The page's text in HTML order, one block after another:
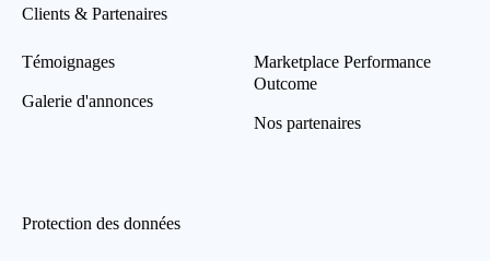
Clients & Partenaires
Témoignages
Galerie d'annonces
Marketplace Performance
Outcome
Nos partenaires
Protection des données